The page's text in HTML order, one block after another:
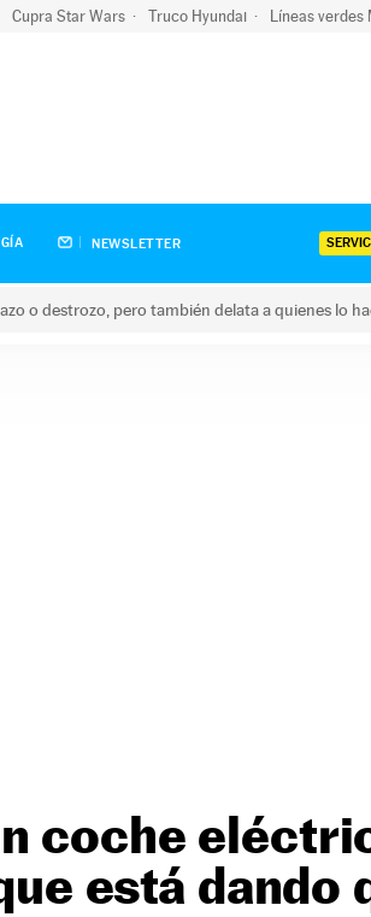
Cupra Star Wars Truco Hyundai Líneas verdes
NEWSLETTER
o destrozo, pero también delata a quienes lo
coche
está dando